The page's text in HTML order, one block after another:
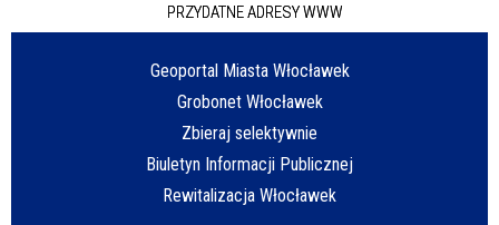
PRZYDATNE ADRESY WWW
Geoportal Miasta Włocławek
Grobonet Włocławek
Zbieraj selektywnie
Biuletyn Informacji Publicznej
Rewitalizacja Włocławek